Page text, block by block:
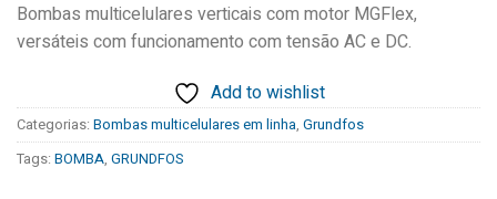
Bombas multicelulares verticais com motor MGFlex,
versáteis com funcionamento com tensão AC e DC.
Add to wishlist
Categorias: Bombas multicelulares em linha, Grundfos
Tags: BOMBA, GRUNDFOS